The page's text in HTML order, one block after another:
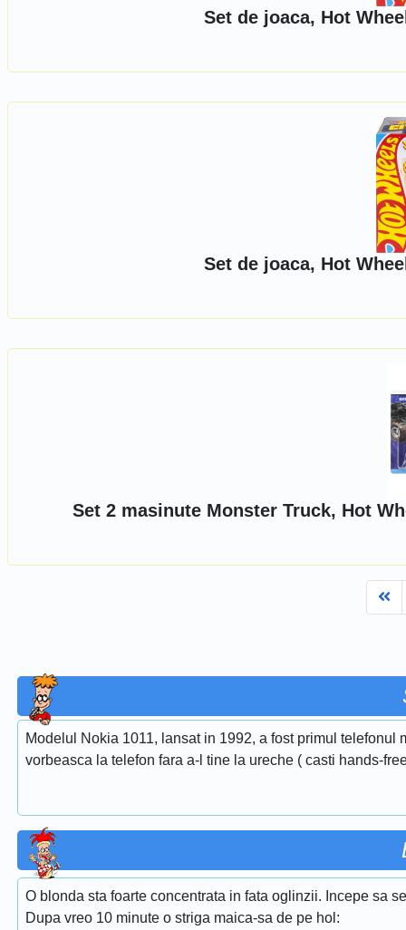
Set de joaca, Hot
Set de joaca, Hot
Set 2 masinute Monster Truck, Hot
Modelul Nokia 1011, lansat in 1992, a fost primul
vorbeasca la telefon fara a-l tine la ureche ( casti hands-
O blonda sta foarte concentrata in fata oglinzii. Incepe sa
Dupa vreo 10 minute o striga maica-sa de pe hol: